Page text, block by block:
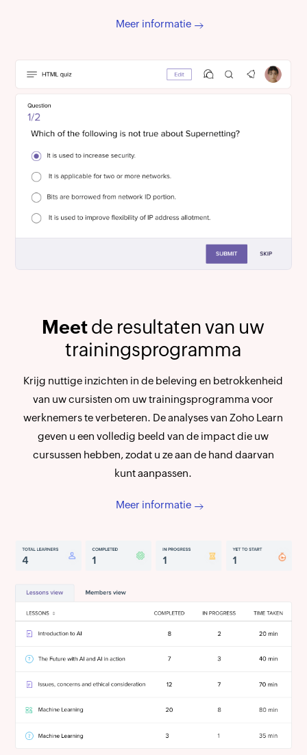
Meer informatie
Meetde resultaten van uw
trainingsprogramma
Krijg nuttige inzichten in de beleving en betrokkenheid
van uw cursisten om uw trainingsprogramma voor
werknemers te verbeteren. De analyses van Zoho Learn
geven u een volledig beeld van de impact die uw
cursussen hebben, zodat u ze aan de hand daarvan
kunt aanpassen.
Meer informatie